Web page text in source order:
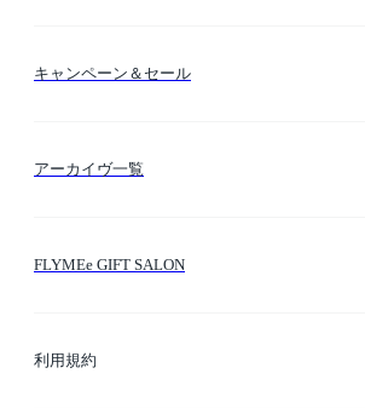
キャンペーン＆セール
アーカイヴ一覧
FLYMEe GIFT SALON
利用規約